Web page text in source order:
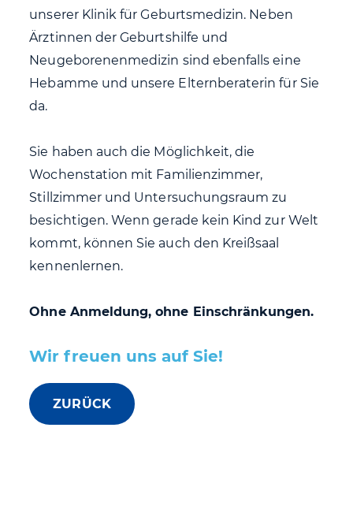
unserer Klinik für Geburtsmedizin. Neben
Ärztinnen der Geburtshilfe und
Neugeborenenmedizin sind ebenfalls eine
Hebamme und unsere Elternberaterin für Sie
da.
Sie haben auch die Möglichkeit, die
Wochenstation mit Familienzimmer,
Stillzimmer und Untersuchungsraum zu
besichtigen. Wenn gerade kein Kind zur Welt
kommt, können Sie auch den Kreißsaal
kennenlernen.
Ohne Anmeldung, ohne Einschränkungen.
Wir freuen uns auf Sie!
ZURÜCK